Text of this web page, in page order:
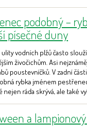
podobný –
písečné duny
ulity vodních plžů často
živočichům. Asi
poustevníčků. V zadní
rybka jménem
nejen ráda skrývá, ale také
a